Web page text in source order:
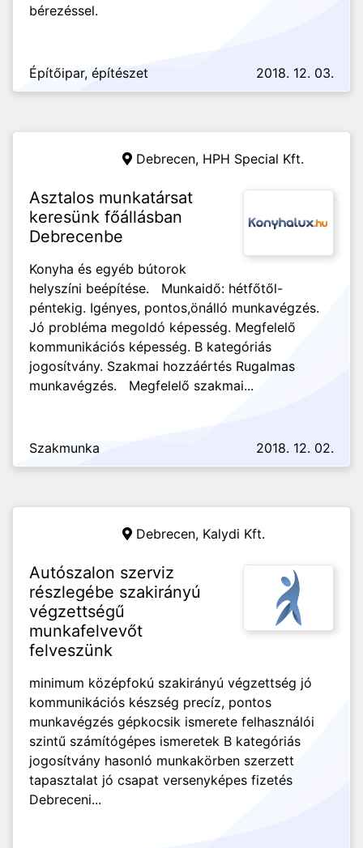
bérezéssel.
Építőipar, építészet 2018. 12. 03.
Debrecen, HPH Special Kft.
Asztalos munkatársat
keresünk főállásban
Debrecenbe
Konyha és egyéb bútorok
helyszíni beépítése. Munkaidő: hétfőtől-
péntekig. Igényes, pontos,önálló munkavégzés.
Jó probléma megoldó képesség. Megfelelő
kommunikációs képesség. B kategóriás
jogosítvány. Szakmai hozzáértés Rugalmas
munkavégzés. Megfelelő szakmai...
Szakmunka 2018. 12. 02.
Debrecen, Kalydi Kft.
Autószalon szerviz
részlegébe szakirányú
végzettségű
munkafelvevőt
felveszünk
minimum középfokú szakirányú végzettség jó
kommunikációs készség precíz, pontos
munkavégzés gépkocsik ismerete felhasználói
szintű számítógépes ismeretek B kategóriás
jogosítvány hasonló munkakörben szerzett
tapasztalat jó csapat versenyképes fizetés
Debreceni...